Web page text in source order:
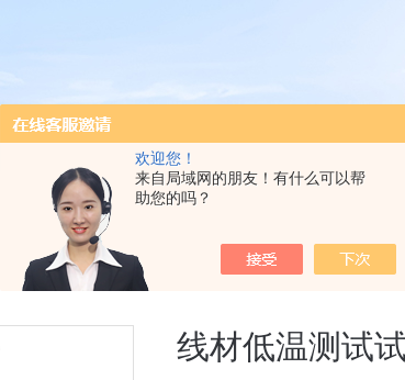
欢迎您！
来自局域网的朋友！有什么可以帮
助您的吗？
> ZB-DX-8806线材低温测试试验箱
线材低温测试